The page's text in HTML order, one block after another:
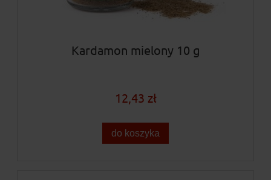
Kardamon mielony 10 g
12,43 zł
do koszyka